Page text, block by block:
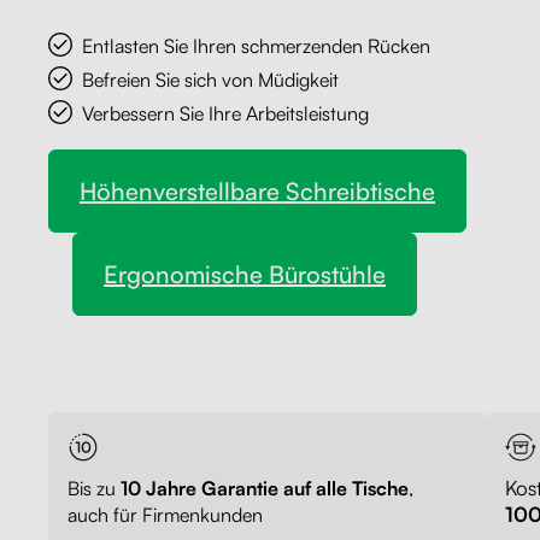
Schubladen
Tischtrennwände
Rückenlehnen
Kostenlose Dekormuster
100 tageRückgaberecht. Versand sofort.
100 tageRückgaberecht. Versand sofort.
Entlasten Sie Ihren schmerzenden Rücken
Befreien Sie sich von Müdigkeit
Verbessern Sie Ihre Arbeitsleistung
Höhenverstellbare Schreibtische
Ergonomische Bürostühle
Bis zu 10 Jahre Garantie auf alle Tische,
auch für Firmenkunden